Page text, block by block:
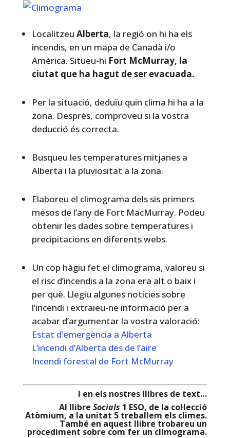
Localitzeu Alberta, la regió on hi ha els
incendis, en un mapa de Canadà i/o
Amèrica. Situeu-hi Fort McMurray, la
ciutat que ha hagut de ser evacuada.
Per la situació, deduïu quin clima hi ha a la
zona. Després, comproveu si la vostra
deducció és correcta.
Busqueu les temperatures mitjanes a
Alberta i la pluviositat a la zona.
Elaboreu el climograma dels sis primers
mesos de l’any de Fort MacMurray. Podeu
obtenir les dades sobre temperatures i
precipitacions en diferents webs.
Un cop hàgiu fet el climograma, valoreu si
el risc d’incendis a la zona era alt o baix i
per què. Llegiu algunes notícies sobre
l’incendi i extraieu-ne informació per a
acabar d’argumentar la vostra valoració:
Estat d’emergència a Alberta
L’incendi d’Alberta des de l’aire
Incendi forestal de Fort McMurray
I en els nostres llibres de text…
Al llibreSocials 1 ESO, de la col·lecció
Atòmium, a la unitat 5 treballem els climes.
També en aquest llibre trobareu un
procediment sobre com fer un climograma.